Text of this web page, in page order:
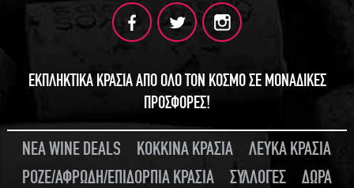
ΕΚΠΛΗΚΤΙΚΑ ΚΡΑΣΙΑ ΑΠΟ ΟΛΟ ΤΟΝ ΚΟΣΜΟ ΣΕ ΜΟΝΑΔΙΚΕΣ
ΠΡΟΣΦΟΡΕΣ!
ΝΕΑ WINE DEALS ΚΟΚΚΙΝΑ ΚΡΑΣΙΑ
ΛΕΥΚΑ ΚΡΑΣΙΑ
ΡΟΖΕ/ΑΦΡΩΔΗ/ΕΠΙΔΟΡΠΙΑ ΚΡΑΣΙΑ
ΣΥΛΛΟΓΕΣ
ΔΩΡΑ